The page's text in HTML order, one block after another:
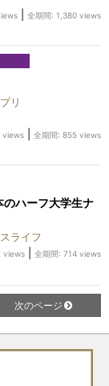
全期間: 1,380 views
リ
views
全期間: 855 views
ハーフ大学生ナ
ライフ
views 全期間: 714 views
次のページ